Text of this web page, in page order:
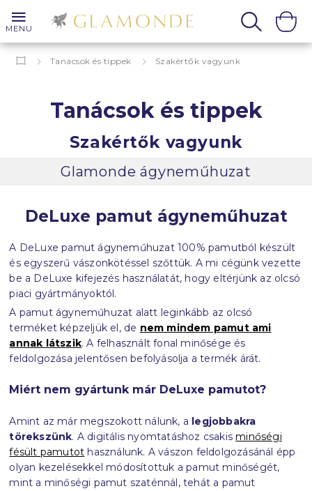
MENU
Tanácsok és tippek Szakértők vagyunk
Tanácsok és tippek
Szakértők vagyunk
Glamonde ágyneműhuzat
DeLuxe pamut ágyneműhuzat
A DeLuxe pamut ágyneműhuzat 100% pamutból készült
és egyszerű vászonkötéssel szőttük. A mi cégünk vezette
be a DeLuxe kifejezés használatát, hogy eltérjünk az olcsó
piaci gyártmányoktól.
A pamut ágyneműhuzat alatt leginkább az olcsó
terméket képzeljük el, de nem mindem pamut ami
annak látszik. A felhasznált fonal minősége és
feldolgozása jelentősen befolyásolja a termék árát.
Miért nem gyártunk már DeLuxe pamutot?
Amint az már megszokott nálunk, a legjobbakra
törekszünk. A digitális nyomtatáshoz csakisminőségi
fésült pamutot használunk. A vászon feldolgozásánál épp
olyan kezelésekkel módosítottuk a pamut minőségét,
mint a minőségi pamut szaténnál, tehát a pamut